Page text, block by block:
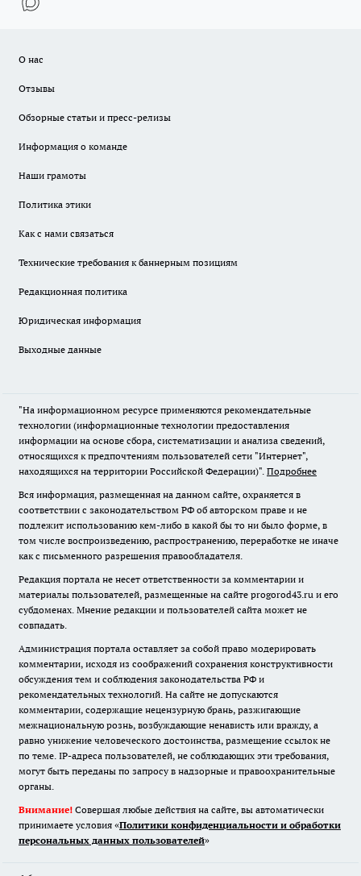
О нас
Отзывы
Обзорные статьи и пресс-релизы
Информация о команде
Наши грамоты
Политика этики
Как с нами связаться
Технические требования к баннерным позициям
Редакционная политика
Юридическая информация
Выходные данные
"На информационном ресурсе применяются рекомендательные
технологии (информационные технологии предоставления
информации на основе сбора, систематизации и анализа сведений,
относящихся к предпочтениям пользователей сети "Интернет",
находящихся на территории Российской Федерации)". Подробнее
Вся информация, размещенная на данном сайте, охраняется в
соответствии с законодательством РФ об авторском праве и не
подлежит использованию кем-либо в какой бы то ни было форме, в
том числе воспроизведению, распространению, переработке не иначе
как с письменного разрешения правообладателя.
Редакция портала не несет ответственности за комментарии и
материалы пользователей, размещенные на сайте progorod43.ru и его
субдоменах. Мнение редакции и пользователей сайта может не
совпадать.
Администрация портала оставляет за собой право модерировать
комментарии, исходя из соображений сохранения конструктивности
обсуждения тем и соблюдения законодательства РФ и
рекомендательных технологий. На сайте не допускаются
комментарии, содержащие нецензурную брань, разжигающие
межнациональную рознь, возбуждающие ненависть или вражду, а
равно унижение человеческого достоинства, размещение ссылок не
по теме. IP-адреса пользователей, не соблюдающих эти требования,
могут быть переданы по запросу в надзорные и правоохранительные
органы.
Внимание! Совершая любые действия на сайте, вы автоматически
принимаете условия «Политики конфиденциальности и обработки
персональных данных пользователей»